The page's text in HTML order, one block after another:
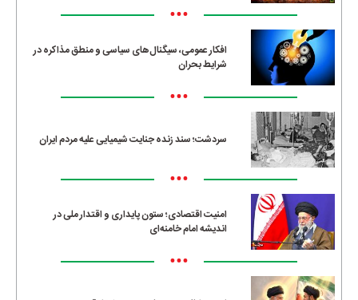
•••
افکار عمومی، سیگنال‌های سیاسی و منطق مذاکره در
شرایط بحران
•••
سردشت؛ سند زنده جنایت شیمیایی علیه مردم ایران
•••
امنیت اقتصادی؛ ستون پایداری و اقتدار ملی در
اندیشه امام خامنه‌ای
•••